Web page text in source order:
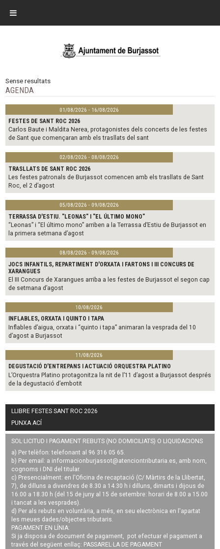
Sense resultats
AGENDA
01/08/2026 - 16/08/2026
FESTES DE SANT ROC 2026
Carlos Baute i Maldita Nerea, protagonistes dels concerts de les festes
de Sant que començaran amb els trasllats del sant
02/08/2026 - 08/08/2026
TRASLLATS DE SANT ROC 2026
Les festes patronals de Burjassot comencen amb els trasllats de Sant
Roc, el 2 d’agost
05/08/2026 - 09/08/2026
TERRASSA D'ESTIU. "LEONAS" I "EL ÚLTIMO MONO"
“Leonas” i “El último mono” arriben a la Terrassa d’Estiu de Burjassot en
la primera setmana d’agost
08/08/2026 - 09/08/2026
JOCS INFANTILS, REPARTIMENT D'ORXATA I FARTONS I III CONCURS DE
XARANGUES
El III Concurs de Xarangues arriba a les festes de Burjassot el segon cap
de setmana d’agost
10/08/2026
INFLABLES, ORXATA I QUINTO I TAPA
Inflables d’aigua, orxata i “quinto i tapa” animaran la vesprada del 10
d’agost a Burjassot
11/08/2026
DEGUSTACIÓ D'ENTREPANS I ACTUACIÓ ORQUESTRA PLATINO
L’Orquestra Platino protagonitza la nit de l’11 d’agost a Burjassot després
de la degustació d’embotit
LLIBRE FESTES SANT ROC 2026
PUNXA ACÍ
SOL·LICITUD I PAGAMENT REBUTS (NO DOMICILIATS) O LIQUIDACIONS
a) Per telèfon: telefonant al 96 316 05 65.
b) Per email: a informacionburjassot@atenciontributaria.es, amb nom,
cognoms i DNI del titular.
c) Presencialment: en l'Oficina de recaptació (C/ Màrtirs de la Llibertat,
7), de dilluns a divendres de 8.30 a 14.30 h i dilluns, dimarts i dijous de
16.00 a 18.30 h (del 15 de juny al 15 de setembre: horari de 8.00 a 15.00
i tancat a les vesprades).
d) Per als rebuts en voluntària, a més, en seu electrònica en l'apartat
les meues dades/objectes tributaris.
PAGAMENT EN LÍNIA:
Si ja disposa de document de pagament, pot efectuar el pagament a
través del següent enllaç: PASSAREL·LA DE PAGAMENT